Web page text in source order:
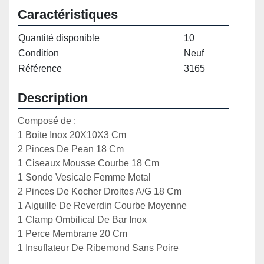
Caractéristiques
Quantité disponible
10
Condition
Neuf
Référence
3165
Description
Composé de :
1 Boite Inox 20X10X3 Cm
2 Pinces De Pean 18 Cm
1 Ciseaux Mousse Courbe 18 Cm
1 Sonde Vesicale Femme Metal
2 Pinces De Kocher Droites A/G 18 Cm
1 Aiguille De Reverdin Courbe Moyenne
1 Clamp Ombilical De Bar Inox
1 Perce Membrane 20 Cm
1 Insuflateur De Ribemond Sans Poire